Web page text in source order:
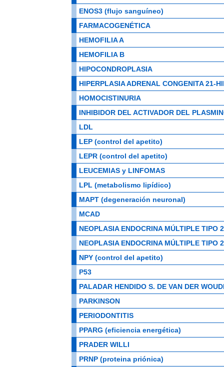
ENOS3 (flujo sanguíneo)
FARMACOGENÉTICA
HEMOFILIA A
HEMOFILIA B
HIPOCONDROPLASIA
HIPERPLASIA ADRENAL CONGENITA 21-
HOMOCISTINURIA
INHIBIDOR DEL ACTIVADOR DEL
LDL
LEP (control del apetito)
LEPR (control del apetito)
LEUCEMIAS y LINFOMAS
LPL (metabolismo lipídico)
MAPT (degeneración neuronal)
MCAD
NEOPLASIA ENDOCRINA MÚLTIPLE TIPO 2
NEOPLASIA ENDOCRINA MÚLTIPLE TIPO
NPY (control del apetito)
P53
PALADAR HENDIDO S. DE VAN DER
PARKINSON
PERIODONTITIS
PPARG (eficiencia energética)
PRADER WILLI
PRNP (proteina priónica)